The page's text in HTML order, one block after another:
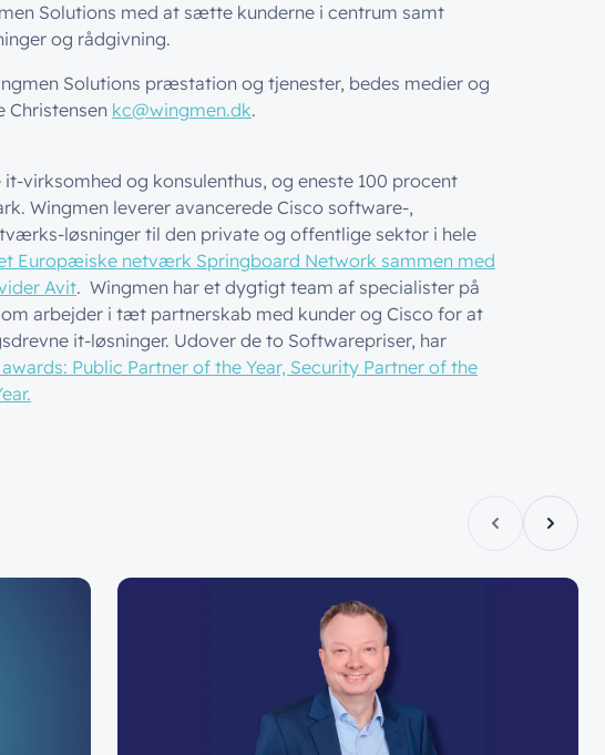
Solutions med at sætte kunderne i centrum samt
og rådgivning.
Solutions præstation og tjenester, bedes medier og
Christensen kc@wingmen.dk.
virksomhed og konsulenthus, og eneste 100 procent
Wingmen leverer avancerede Cisco software-,
løsninger til den private og offentlige sektor i hele
Europæiske netværk Springboard Network sammen med
Avit. Wingmen har et dygtigt team af specialister på
arbejder i tæt partnerskab med kunder og Cisco for at
it-løsninger. Udover de to Softwarepriser, har
Public Partner of the Year, Security Partner of the